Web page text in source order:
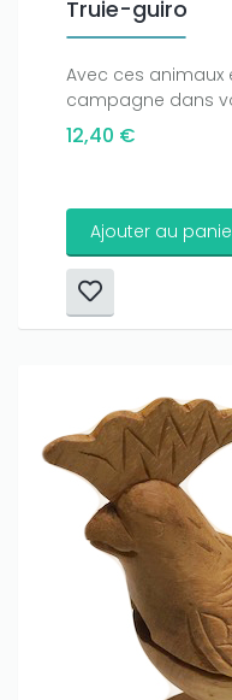
Truie-guiro
Avec ces animaux
campagne dans
12,40 €
Ajouter au